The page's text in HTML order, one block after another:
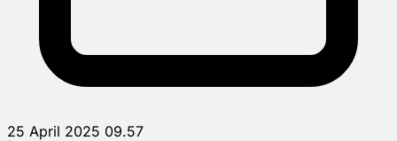
25 April 2025 09.57